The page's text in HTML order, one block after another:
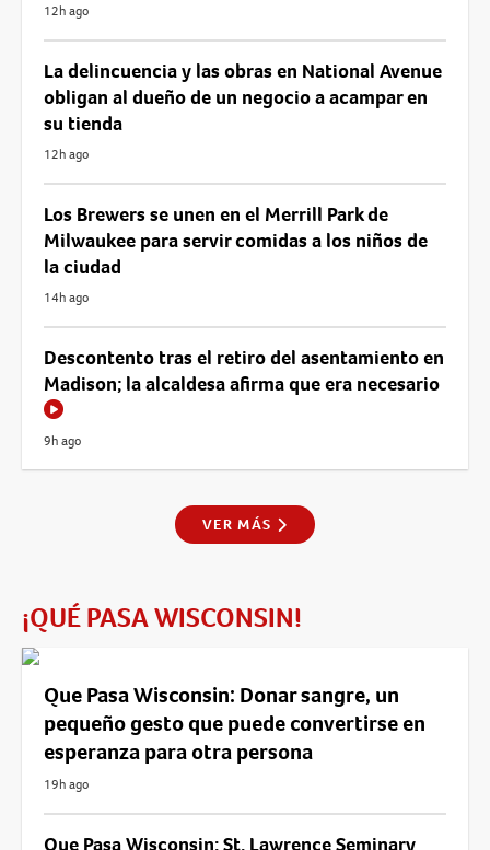
12h ago
La delincuencia y las obras en National Avenue
obligan al dueño de un negocio a acampar en
su tienda
12h ago
Los Brewers se unen en el Merrill Park de
Milwaukee para servir comidas a los niños de
la ciudad
14h ago
Descontento tras el retiro del asentamiento en
Madison; la alcaldesa afirma que era necesario
9h ago
VER MÁS
¡QUÉ PASA WISCONSIN!
Que Pasa Wisconsin: Donar sangre, un
pequeño gesto que puede convertirse en
esperanza para otra persona
19h ago
Que Pasa Wisconsin: St. Lawrence Seminary